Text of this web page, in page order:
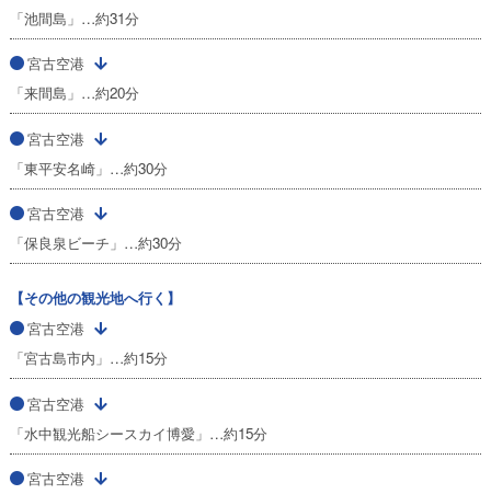
「池間島」…約31分
宮古空港
「来間島」…約20分
宮古空港
「東平安名崎」…約30分
宮古空港
「保良泉ビーチ」…約30分
【その他の観光地へ行く】
宮古空港
「宮古島市内」…約15分
宮古空港
「水中観光船シースカイ博愛」…約15分
宮古空港